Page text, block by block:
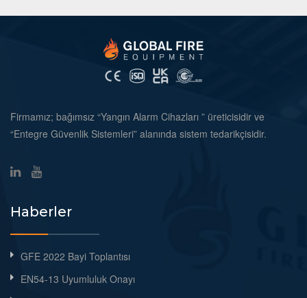
Firmamız; bağımsız “Yangın Alarm Cihazları ” üreticisidir ve
“Entegre Güvenlik Sistemleri” alanında sistem tedarikçisidir.
Haberler
GFE 2022 Bayi Toplantısı
EN54-13 Uyumluluk Onayı